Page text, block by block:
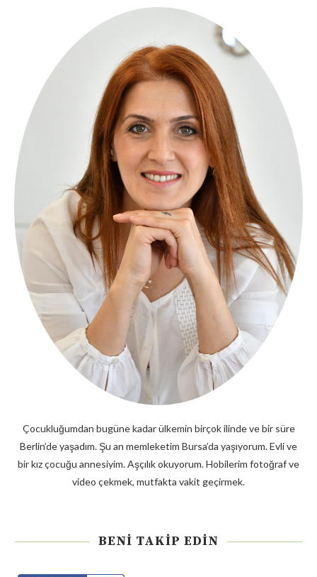
Çocukluğumdan bugüne kadar ülkemin birçok ilinde ve bir süre
Berlin’de yaşadım. Şu an memleketim Bursa’da yaşıyorum. Evli ve
bir kız çocuğu annesiyim. Aşçılık okuyorum. Hobilerim fotoğraf ve
video çekmek, mutfakta vakit geçirmek.
BENI TAKIP EDIN